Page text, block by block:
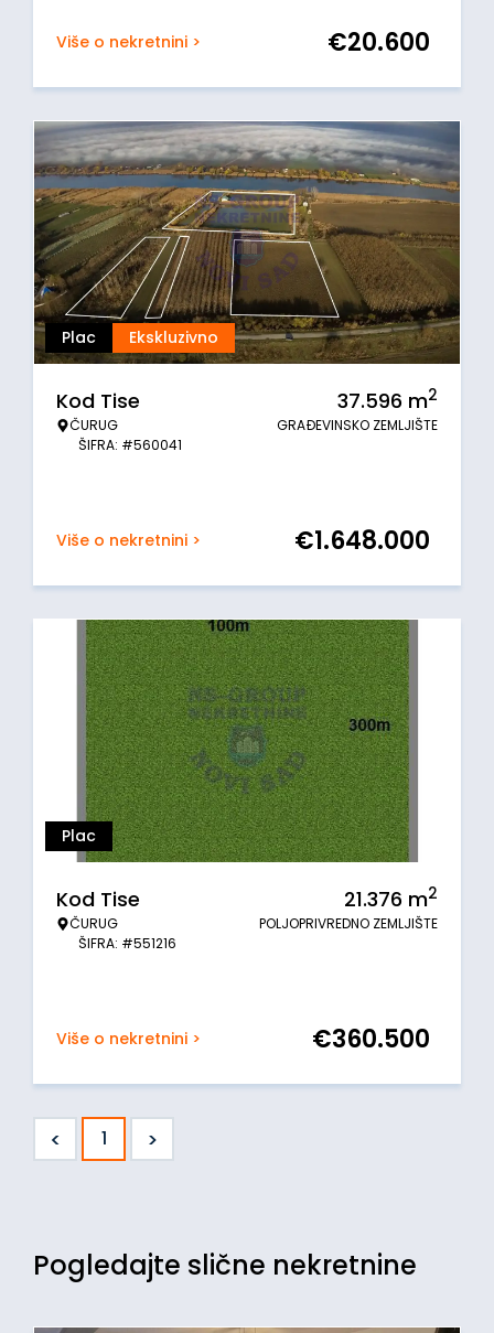
Više o nekretnini > €20.600
Plac Ekskluzivno
Kod Tise
ČURUG
ŠIFRA: #560041
37.596 m2
GRAĐEVINSKO ZEMLJIŠTE
Više o nekretnini > €1.648.000
Plac
Kod Tise
ČURUG
ŠIFRA: #551216
21.376 m2
POLJOPRIVREDNO ZEMLJIŠTE
Više o nekretnini > €360.500
< 1 >
Pogledajte slične nekretnine